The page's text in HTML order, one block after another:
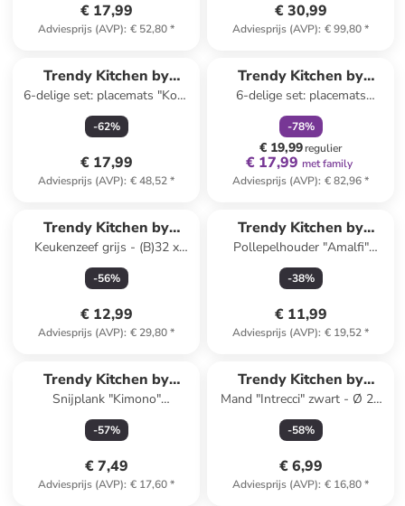
€ 17,99
Adviesprijs (AVP): € 52,80*
€ 30,99
Adviesprijs (AVP): € 99,80*
Trendy Kitchen by
EXCÉLSA
6-delige set: placemats "Kon"
blauw/wit - Ø 38 cm
-62%
€ 17,99
Adviesprijs (AVP): € 48,52*
Trendy Kitchen by
EXCÉLSA
6-delige set: placemats
"Round" goudkleurig - Ø 36
cm
-78%
€ 19,99regulier
€ 17,99 met family
Adviesprijs (AVP): € 82,96*
Trendy Kitchen by
EXCÉLSA
Keukenzeef grijs - (B)32 x
(H)32 cm
-56%
€ 12,99
Adviesprijs (AVP): € 29,80*
Trendy Kitchen by
EXCÉLSA
Pollepelhouder "Amalfi"
wit/blauw/geel - (L)24 x (B)11
x (H)2 cm
-38%
€ 11,99
Adviesprijs (AVP): € 19,52*
Trendy Kitchen by
EXCÉLSA
Snijplank "Kimono"
meerkleurig - (B)35 x (H)25
cm
-57%
€ 7,49
Adviesprijs (AVP): € 17,60*
Trendy Kitchen by
EXCÉLSA
Mand "Intrecci" zwart - Ø 20
cm
-58%
€ 6,99
Adviesprijs (AVP): € 16,80*